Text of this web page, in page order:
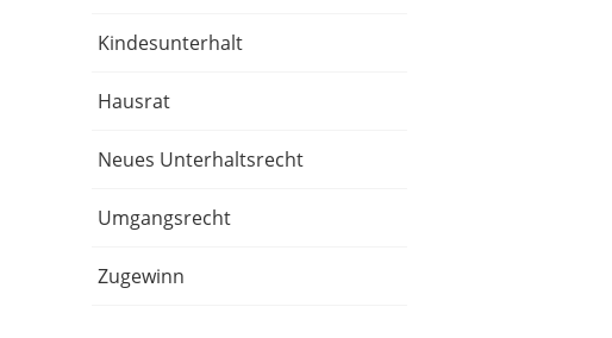
Kindesunterhalt
Hausrat
Neues Unterhaltsrecht
Umgangsrecht
Zugewinn